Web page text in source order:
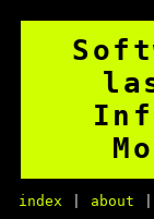
index about